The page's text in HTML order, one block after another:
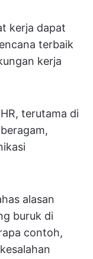
kerja dapat
terbaik
kerja
terutama di
alasan
buruk di
contoh,